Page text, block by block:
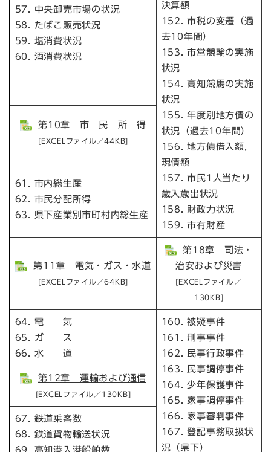
57. 中央卸売市場の状況
58. たばこ販売状況
59. 塩消費状況
60. 酒消費状況
決算額
152. 市税の変遷（過
去10年間）
153. 市営競輪の実施
状況
154. 高知競馬の実施
状況
155. 年度別地方債の
状況（過去10年間）
156. 地方債借入額，
現債額
157. 市民1人当たり
歳入歳出状況
158. 財政力状況
159. 市有財産
第10章 市 民 所 得
[EXCELファイル／44KB]
61. 市内総生産
62. 市民分配所得
63. 県下産業別市町村内総生産
第11章 電気・ガス・水道
[EXCELファイル／64KB]
第18章 司法・
治安および災害
[EXCELファイル／
130KB]
64. 電 気
65. ガ ス
66. 水 道
160. 被疑事件
161. 刑事事件
162. 民事行政事件
163. 民事調停事件
164. 少年保護事件
165. 家事調停事件
166. 家事審判事件
167. 登記事務取扱状
況（県下）
第12章 運輸および通信
[EXCELファイル／130KB]
67. 鉄道乗客数
68. 鉄道貨物輸送状況
69. 高知港入港船舶数